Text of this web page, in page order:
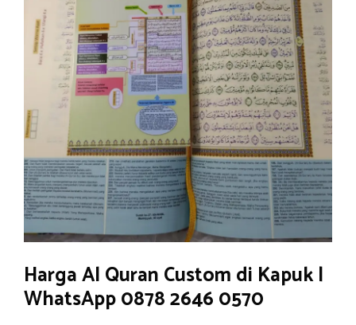
Harga Al Quran Custom di Kapuk |
WhatsApp 0878 2646 0570